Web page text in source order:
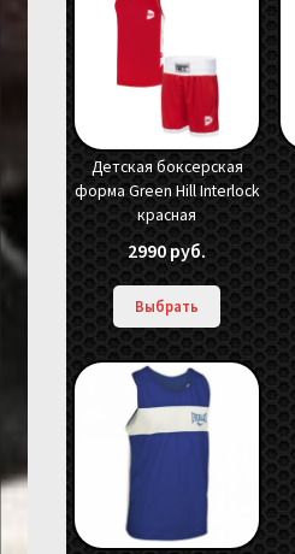
Детская боксерская
форма Green Hill Interlock
красная
2990 руб.
Выбрать